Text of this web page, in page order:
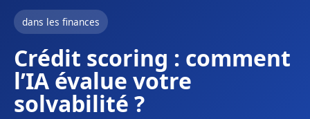
dans les finances
Crédit scoring : comment
l’IA évalue votre
solvabilité ?